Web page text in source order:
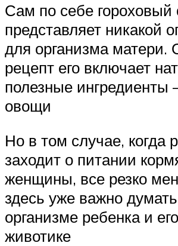
Сам по себе гороховый
представляет никакой
для организма матери.
рецепт его включает
полезные ингредиенты
овощи
Но в том случае, когда
заходит о питании
женщины, все резко
здесь уже важно
организме ребенка и
животике